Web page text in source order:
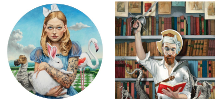
producto
tiene
múltiples
variantes.
Las
opciones
Este
producto
tiene
múltiples
variantes.
Las
opciones
se